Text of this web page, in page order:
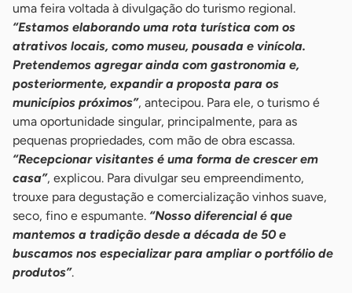
uma feira voltada à divulgação do turismo regional.
“Estamos elaborando uma rota turística com os
atrativos locais, como museu, pousada e vinícola.
Pretendemos agregar ainda com gastronomia e,
posteriormente, expandir a proposta para os
municípios próximos”, antecipou. Para ele, o turismo é
uma oportunidade singular, principalmente, para as
pequenas propriedades, com mão de obra escassa.
“Recepcionar visitantes é uma forma de crescer em
casa”, explicou. Para divulgar seu empreendimento,
trouxe para degustação e comercialização vinhos suave,
seco, fino e espumante. “Nosso diferencial é que
mantemos a tradição desde a década de 50 e
buscamos nos especializar para ampliar o portfólio de
produtos”.